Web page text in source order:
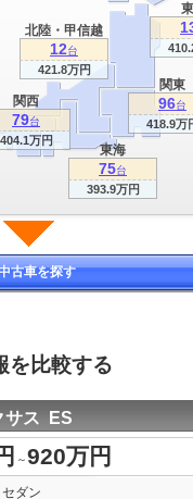
関東
96台
418.9万
関西
79台
404.1万円
東海
75台
393.9万円
北陸・甲信越
12台
421.8万円
古車を探す
を比較する
サス ES
～920万円
セダン